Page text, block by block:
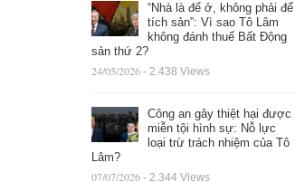
“Nhà là để ở, không phải để
tích sản”: Vì sao Tô Lâm
không đánh thuế Bất Động
sản thứ 2?
24/05/2026 - 2.438 Views
Công an gây thiệt hại được
miễn tội hình sự: Nỗ lực
loại trừ trách nhiệm của Tô
Lâm?
07/07/2026 - 2.344 Views